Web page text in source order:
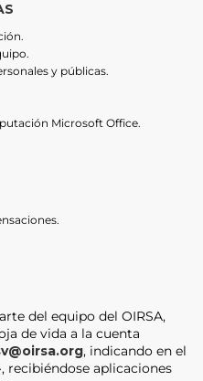
y públicas.
Microsoft Office.
del equipo del OIRSA,
de vida a la cuenta
, indicando en el
recibiéndose aplicaciones